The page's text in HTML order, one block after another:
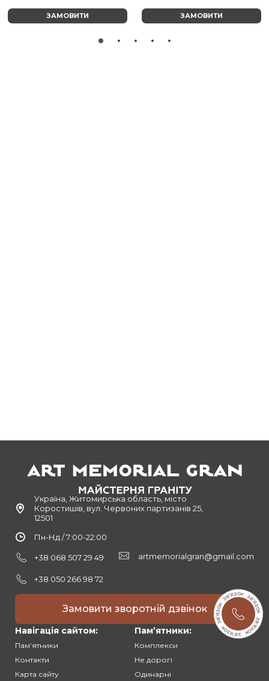
ЗАМОВИТИ ЗАМОВИТИ
Україна, Житомирська область, місто
Коростишів, вул. Червоних партизанів 25,
12501
Пн-Нд / 7:00-22:00
+38 068 507 29 49
+38 050 266 98 72
artmemorialgran@gmail.com
Замовити зворотній дзвінок
Навігація сайтом:
Памʼятники
Контакти
Карта сайту
Памʼятники:
Комплекси
Не дорогі
Одинарні